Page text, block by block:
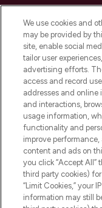
beste
make-up
Shop
Do Not
We use cookies and
may be provided by
site, enable social
tailor user
advertising efforts.
access and record
addresses and online
and interactions,
usage information,
functionality and
improve
content and ads on
you click “Accept All”
third party cookies)
“Limit Cookies,” your
information may still